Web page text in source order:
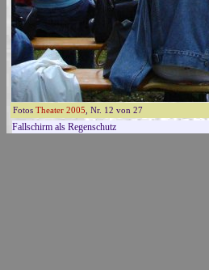
Fotos Theater 2005 , Nr. 12 von 27
Fallschirm als Regenschutz